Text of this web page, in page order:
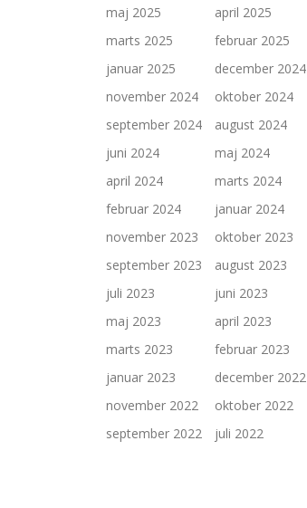
maj 2025
april 2025
marts 2025
februar 2025
januar 2025
december 2024
november 2024
oktober 2024
september 2024
august 2024
juni 2024
maj 2024
april 2024
marts 2024
februar 2024
januar 2024
november 2023
oktober 2023
september 2023
august 2023
juli 2023
juni 2023
maj 2023
april 2023
marts 2023
februar 2023
januar 2023
december 2022
november 2022
oktober 2022
september 2022
juli 2022